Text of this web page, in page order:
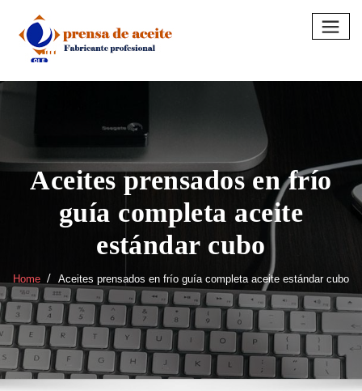
content
Aceites prensados en frío
guía completa aceite
estándar cubo
Home Aceites prensados en frío guía completa aceite estándar cubo